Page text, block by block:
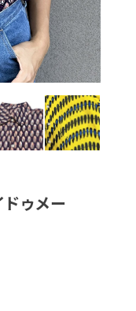
ゥメー